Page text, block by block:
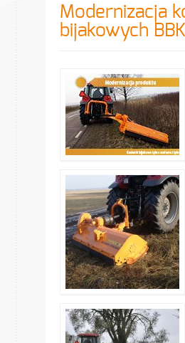
Modernizacja
bijakowych